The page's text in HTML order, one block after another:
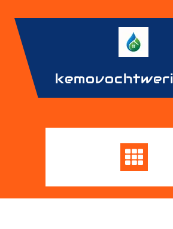
content